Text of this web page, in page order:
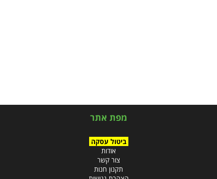
מפת אתר
ביטול עסקה
אודות
צור קשר
תקנון חנות